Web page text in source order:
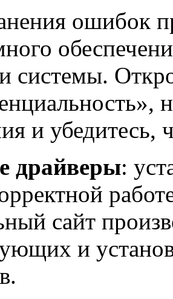
ошибок
системы.
и убедитесь,
драйверы:
сайт
и